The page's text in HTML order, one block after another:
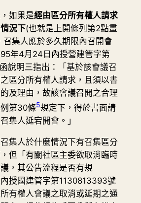
如果是經由區分所有權人請求
況下(也就是上開條列第2點畫
召集人應於多久期限內召開會
年4月24日內授營建管字第
說明三指出：「基於該會議召
區分所有權人請求，且須以書
及理由，故該會議召開之合理
第30條5規定下，得於書面請
集人延宕開會。」
集人於什麼情況下有召集區分
但「有關社區主委欲取消臨時
，其公告流程是否有規
授國建管字第1130813393號
有權人會議之取消或延期之通